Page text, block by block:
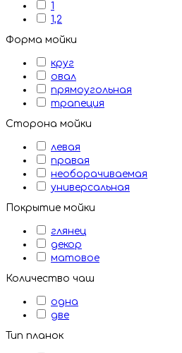
1
1,2
Форма мойки
круг
овал
прямоугольная
трапеция
Сторона мойки
левая
правая
необорачиваемая
универсальная
Покрытие мойки
глянец
декор
матовое
Количество чаш
одна
две
Тип планок